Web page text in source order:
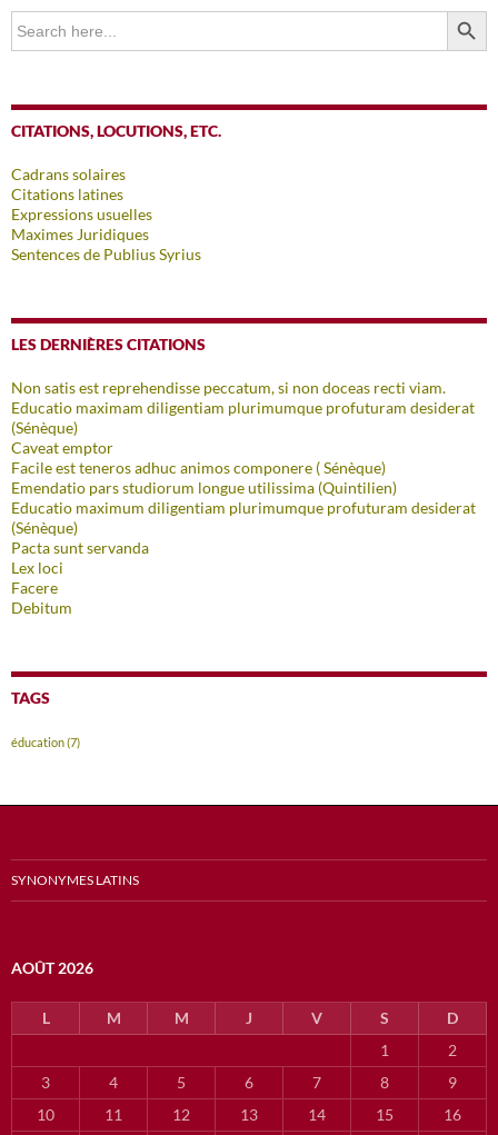
Search
for:
SEARCH
CITATIONS, LOCUTIONS, ETC.
Cadrans solaires
Citations latines
Expressions usuelles
Maximes Juridiques
Sentences de Publius Syrius
LES DERNIÈRES CITATIONS
Non satis est reprehendisse peccatum, si non doceas recti viam.
Educatio maximam diligentiam plurimumque profuturam desiderat
(Sénèque)
Caveat emptor
Facile est teneros adhuc animos componere ( Sénèque)
Emendatio pars studiorum longue utilissima (Quintilien)
Educatio maximum diligentiam plurimumque profuturam desiderat
(Sénèque)
Pacta sunt servanda
Lex loci
Facere
Debitum
TAGS
éducation(7)
SYNONYMES LATINS
AOÛT 2026
L M M J V S
D
1
2
3
4 5 6 7 8
9
10
11 12 13 14 15 16